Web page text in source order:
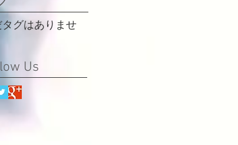
タグはありませ
Us